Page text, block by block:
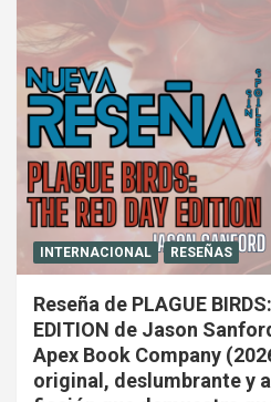
INTERNACIONAL RESEÑAS
Reseña de PLAGUE
EDITION de Jason
Apex Book Company
original, deslumbrante y